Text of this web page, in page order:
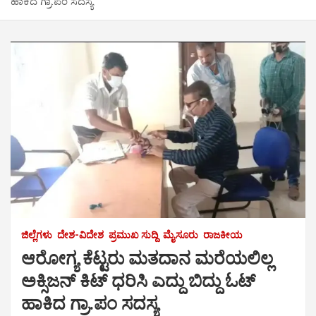
ಜಿಲ್ಲೆಗಳು ದೇಶ-ವಿದೇಶ ಪ್ರಮುಖ ಸುದ್ದಿ ಮೈಸೂರು ರಾಜಕೀಯ
ಆರೋಗ್ಯ ಕೆಟ್ಟರು ಮತದಾನ ಮರೆಯಲಿಲ್ಲ
ಅಕ್ಸಿಜನ್ ಕಿಟ್ ಧರಿಸಿ ಎದ್ದು ಬಿದ್ದು ಓಟ್
ಹಾಕಿದ ಗ್ರಾ.ಪಂ ಸದಸ್ಯ